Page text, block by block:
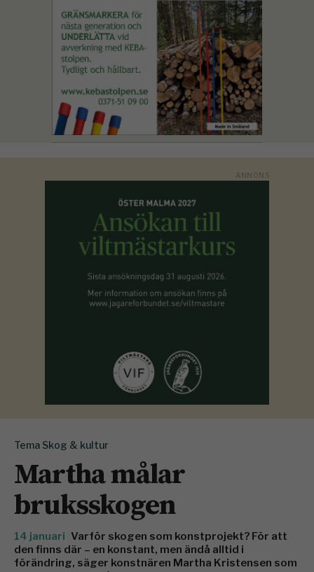
Tema Skog & kultur
Martha målar
bruksskogen
14 januari Varför skogen som konstprojekt? För att
den finns där – en konstant, men ändå alltid i
förändring, säger konstnären Martha Kristensen som